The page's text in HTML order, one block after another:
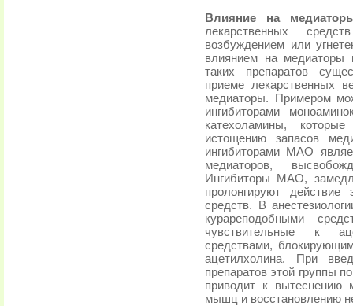
Влияние на
лекарственных
возбуждением или
влиянием на медиаторы
таких препаратов
приеме лекарственных
медиаторы. Примером
ингибиторами
катехоламины,
истощению запасов
ингибиторами МАО
медиаторов,
Ингибиторы МАО,
пролонгируют
средств. В
курареподобными
чувствительные к
средствами,
ацетилхолина. При
препаратов этой группы
приводит к вытеснению
мышц и восстановлению